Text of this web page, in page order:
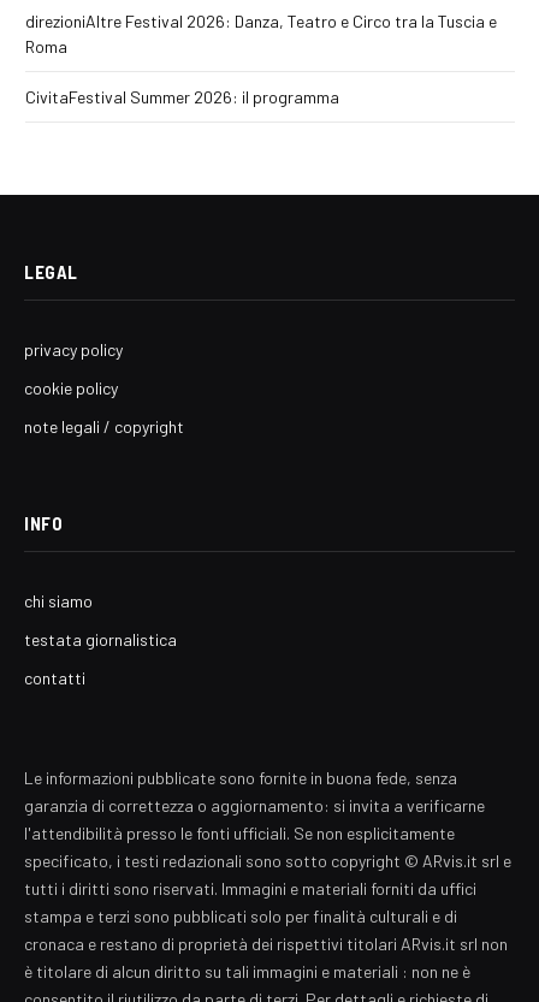
direzioniAltre Festival 2026: Danza, Teatro e Circo tra la Tuscia e
Roma
CivitaFestival Summer 2026: il programma
LEGAL
privacy policy
cookie policy
note legali / copyright
INFO
chi siamo
testata giornalistica
contatti
Le informazioni pubblicate sono fornite in buona fede, senza
garanzia di correttezza o aggiornamento: si invita a verificarne
l'attendibilità presso le fonti ufficiali. Se non esplicitamente
specificato, i testi redazionali sono sotto copyright © ARvis.it srl e
tutti i diritti sono riservati. Immagini e materiali forniti da uffici
stampa e terzi sono pubblicati solo per finalità culturali e di
cronaca e restano di proprietà dei rispettivi titolari ARvis.it srl non
è titolare di alcun diritto su tali immagini e materiali : non ne è